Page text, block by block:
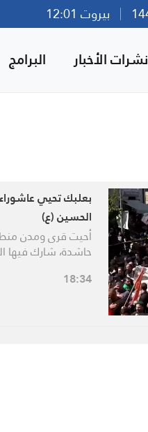
بيروت 12:01
نشرات الأخبار البرامج
بعلبك تحيي
الحسين (ع)
أحيت قرى ومدن
حاشدة، شارك فيها
18:34